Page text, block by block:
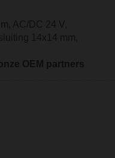
AC/DC 24 V,
14x14 mm,
OEM partners